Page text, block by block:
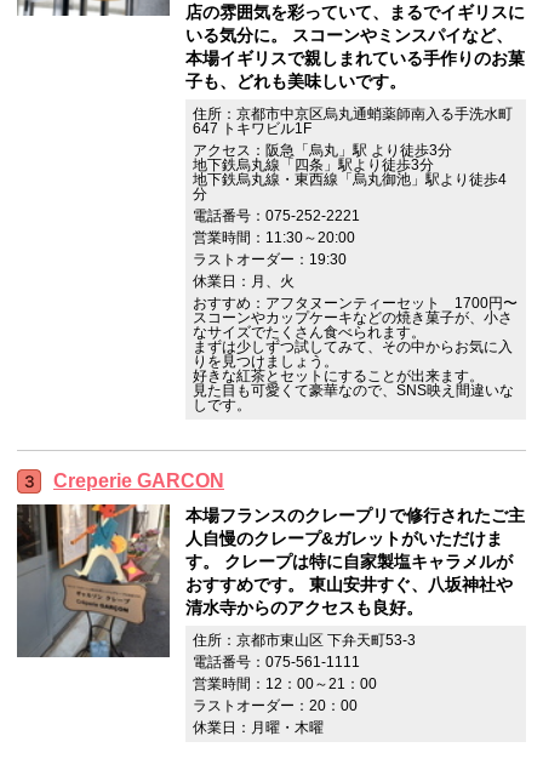
店の雰囲気を彩っていて、まるでイギリスに
いる気分に。 スコーンやミンスパイなど、
本場イギリスで親しまれている手作りのお菓
子も、どれも美味しいです。
住所：京都市中京区烏丸通蛸薬師南入る手洗水町
647 トキワビル1F
アクセス：阪急「烏丸」駅 より徒歩3分
地下鉄烏丸線「四条」駅より徒歩3分
地下鉄烏丸線・東西線「烏丸御池」駅より徒歩4
分
電話番号：075-252-2221
営業時間：11:30～20:00
ラストオーダー：19:30
休業日：月、火
おすすめ：アフタヌーンティーセット 1700円〜
スコーンやカップケーキなどの焼き菓子が、小さ
なサイズでたくさん食べられます。
まずは少しずつ試してみて、その中からお気に入
りを見つけましょう。
好きな紅茶とセットにすることが出来ます。
見た目も可愛くて豪華なので、SNS映え間違いな
しです。
Creperie GARCON
本場フランスのクレープリで修行されたご主
人自慢のクレープ&ガレットがいただけま
す。 クレープは特に自家製塩キャラメルが
おすすめです。 東山安井すぐ、八坂神社や
清水寺からのアクセスも良好。
住所：京都市東山区 下弁天町53-3
電話番号：075-561-1111
営業時間：12：00～21：00
ラストオーダー：20：00
休業日：月曜・木曜